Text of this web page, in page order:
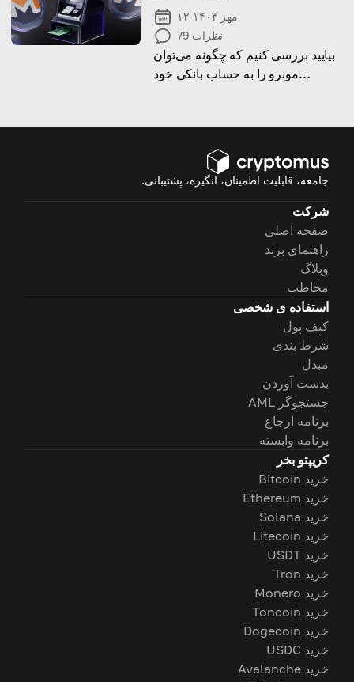
۱۲ مهر ۱۴۰۳
79 نظرات
بیایید بررسی کنیم که چگونه می‌توان
مونرو را به حساب بانکی خود
جامعه، قابلیت اطمینان، انگیزه، پشتیبانی.
شرکت
صفحه اصلی
راهنمای برند
وبلاگ
مخاطب
استفاده ی شخصی
کیف پول
شرط بندی
مبدل
بدست آوردن
جستجوگر AML
برنامه ارجاع
برنامه وابسته
کریپتو بخر
خرید Bitcoin
خرید Ethereum
خرید Solana
خرید Litecoin
خرید USDT
خرید Tron
خرید Monero
خرید Toncoin
خرید Dogecoin
خرید USDC
خرید Avalanche